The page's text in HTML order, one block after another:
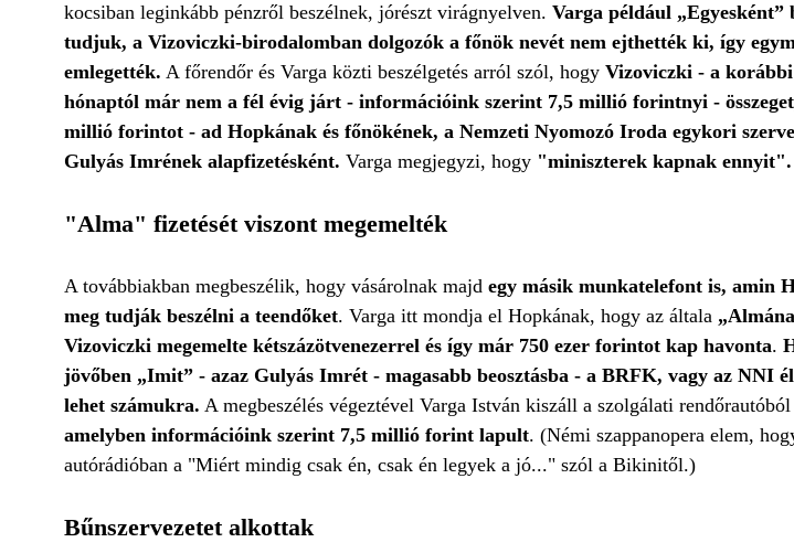
kocsiban leginkább pénzről beszélnek, jórészt virágnyelven. Varga például
tudjuk, a Vizoviczki-birodalomban dolgozók a főnök nevét nem ejthették ki, így
emlegették. A főrendőr és Varga közti beszélgetés arról szól, hogy Vizoviczki - a
hónaptól már nem a fél évig járt - információink szerint 7,5 millió forintnyi -
millió forintot - ad Hopkának és főnökének, a Nemzeti Nyomozó Iroda egykori
Gulyás Imrének alapfizetésként. Varga megjegyzi, hogy "miniszterek kapnak ennyit".
"Alma" fizetését viszont megemelték
A továbbiakban megbeszélik, hogy vásárolnak majd egy másik munkatelefont is, amin
meg tudják beszélni a teendőket. Varga itt mondja el Hopkának, hogy az általa
Vizoviczki megemelte kétszázötvenezerrel és így már 750 ezer forintot kap havonta.
jövőben „Imit” - azaz Gulyás Imrét - magasabb beosztásba - a BRFK, vagy az NNI
lehet számukra. A megbeszélés végeztével Varga István kiszáll a szolgálati
amelyben információink szerint 7,5 millió forint lapult. (Némi szappanopera elem,
autórádióban a "Miért mindig csak én, csak én legyek a jó..." szól a Bikinitől.)
Bűnszervezetet alkottak